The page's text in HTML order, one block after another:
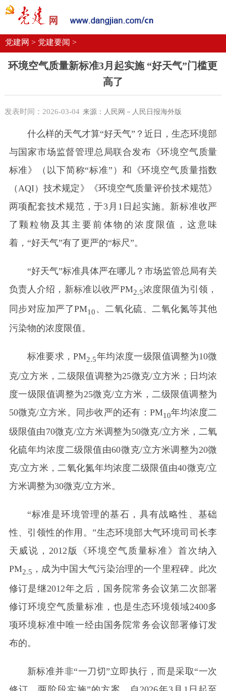
党建要闻
机关党建
校园党建 企业党建
党建网 > 党建要闻 >
环境空气质量新标准3月起实施 “好天气”门槛更
高了
发表时间：2026-03-04 来源：人民网－人民日报海外版
什么样的天气才算“好天气”？近日，生态环境部
与国家市场监督管理总局联合发布《环境空气质量
标准》（以下简称“标准”）和《环境空气质量指数
（AQI）技术规定》《环境空气质量评价技术规范》
两项配套技术规范，于3月1日起实施。新标准收严
了颗粒物及其主要前体物的浓度限值，这意味
着，“好天气”有了更严的“标尺”。
“好天气”标准具体严在哪儿？市场监管总局有关
负责人介绍，新标准以收严PM2.5浓度限值为引领，
同步对应加严了PM10 、二氧化硫、二氧化氮等其他
污染物的浓度限值。
标准要求，PM2.5年均浓度一级限值调整为10微
克/立方米，二级限值调整为25微克/立方米；日均浓
度一级限值调整为25微克/立方米，二级限值调整为
50微克/立方米。同步收严的还有：PM10年均浓度二
级限值由70微克/立方米调整为50微克/立方米，二氧
化硫年均浓度二级限值由60微克/立方米调整为20微
克/立方米，二氧化氮年均浓度二级限值由40微克/立
方米调整为30微克/立方米。
“标准是环境管理的基石，具有战略性、基础
性、引领性的作用。”生态环境部大气环境司司长李
天威说，2012版《环境空气质量标准》首次纳入
PM2.5 ，成为中国大气污染治理的一个里程碑。此次
修订是继2012年之后，国务院常务会议第二次部署
修订环境空气质量标准，也是生态环境领域2400多
项环境标准中唯一经由国务院常务会议部署修订发
布的。
新标准并非“一刀切”立即执行，而是采取“一次